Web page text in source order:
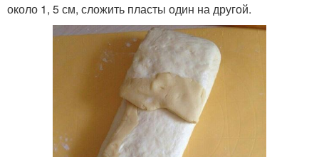
около 1, 5 см, сложить пласты один на другой.